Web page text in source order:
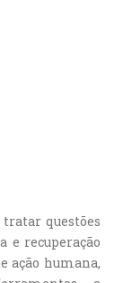
questões
e recuperação
ação humana,